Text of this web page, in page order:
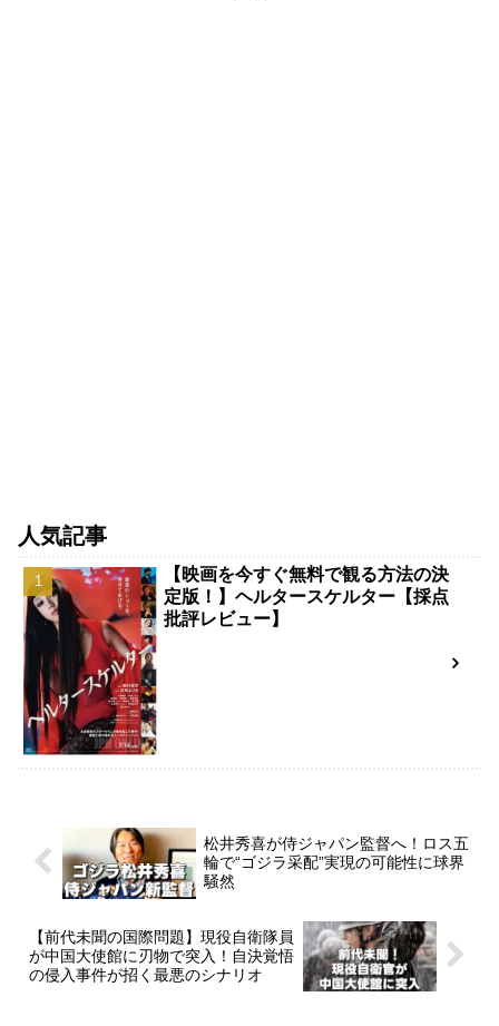
人気記事
【映画を今すぐ無料で観る方法の決
定版！】ヘルタースケルター【採点
批評レビュー】
松井秀喜が侍ジャパン監督へ！ロス五
輪で“ゴジラ采配”実現の可能性に球界
騒然
【前代未聞の国際問題】現役自衛隊員
が中国大使館に刃物で突入！自決覚悟
の侵入事件が招く最悪のシナリオ